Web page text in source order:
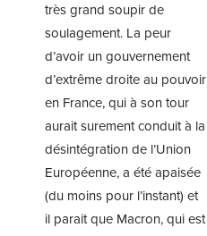
très grand soupir de
soulagement. La peur
d’avoir un gouvernement
d’extrême droite au pouvoir
en France, qui à son tour
aurait surement conduit à la
désintégration de l’Union
Européenne, a été apaisée
(du moins pour l’instant) et
il parait que Macron, qui est